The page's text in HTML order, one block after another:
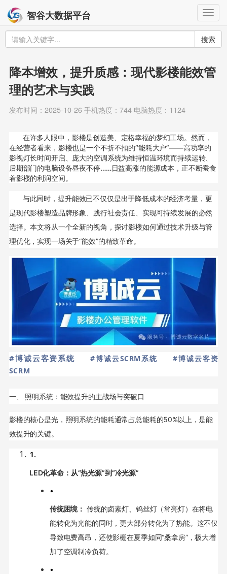
智谷大数据平台
搜索
降本增效，提升质感：现代影楼能效管
理的艺术与实践​
发布时间：2025-10-26 手机热度：744 电脑热度：1124
在许多人眼中，影楼是创造美、定格幸福的梦幻工场。然而，
在经营者看来，影楼也是一个不折不扣的“能耗大户”——高功率的
影视灯长时间开启、庞大的空调系统为维持恒温环境而持续运转、
后期部门的电脑设备昼夜不停……日益高涨的能源成本，正不断蚕食
着影楼的利润空间。
与此同时，提升能效已不仅仅是出于降低成本的经济考量，更
是现代影楼塑造品牌形象、践行社会责任、实现可持续发展的必然
选择。本文将从一个全新的视角，探讨影楼如何通过技术升级与管
理优化，实现一场关于“能效”的精致革命。
#博诚云客资系统 #博诚云SCRM系统
#博诚云客资
SCRM
一、 照明系统：能效提升的主战场与突破口
影楼的核心是光，照明系统的能耗通常占总能耗的50%以上，是能
效提升的关键。
1.
LED化革命：从“热光源”到“冷光源”
•
传统困境： 传统的卤素灯、钨丝灯（常亮灯）在将电
能转化为光能的同时，更大部分转化为了热能。这不仅
导致电费高昂，还使影棚在夏季如同“桑拿房”，极大增
加了空调制冷负荷。
•